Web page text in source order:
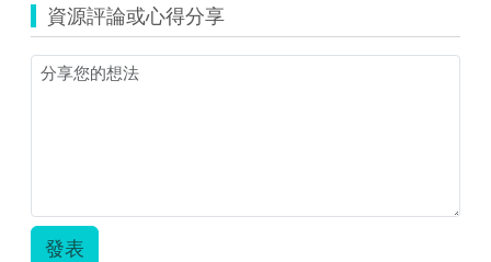
禮
俗
資源評論或心得分享
發表